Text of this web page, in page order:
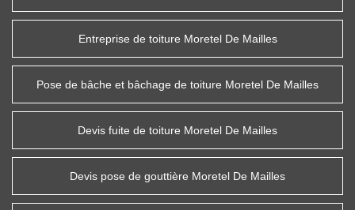
Entreprise de toiture Moretel De Mailles
Pose de bâche et bâchage de toiture Moretel De Mailles
Devis fuite de toiture Moretel De Mailles
Devis pose de gouttière Moretel De Mailles